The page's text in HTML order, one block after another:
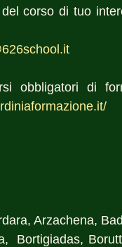
corso di tuo
obbligatori di
Arzachena,
Bortigiadas,